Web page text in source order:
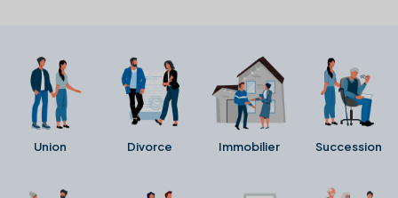
Union Divorce Immobilier Succession